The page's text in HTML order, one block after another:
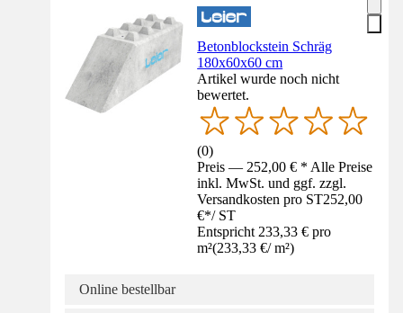
Betonblockstein Schräg
180x60x60 cm
Artikel wurde noch nicht
bewertet.
(0)
Preis — 252,00 € * Alle Preise
inkl. MwSt. und ggf. zzgl.
Versandkosten pro ST252,00
€*/ ST
Entspricht 233,33 € pro
m²(233,33 €/ m²)
Online bestellbar